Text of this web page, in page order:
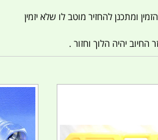
ומתכנן להחזיר מוטב לו שלא יזמין
יהיה הלוך וחזור .